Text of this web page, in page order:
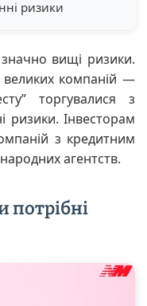
ризики
значно вищі ризики.
компаній —
торгувалися з
ризики. Інвесторам
з кредитним
агентств.
потрібні